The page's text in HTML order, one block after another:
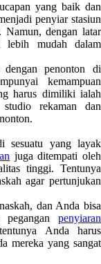
yang baik dan
penyiar stasiun
Namun, dengan latar
lebih mudah dalam
penonton di
kemampuan
harus dimiliki ialah
rekaman dan
sesuatu yang layak
juga ditempati oleh
tinggi. Tentunya
agar pertunjukan
dan Anda bisa
pegangan penyiaran
Anda harus
mereka yang sangat